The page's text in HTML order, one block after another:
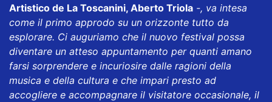
Artistico de La Toscanini, Aberto Triola -, va intesa
come il primo approdo su un orizzonte tutto da
esplorare. Ci auguriamo che il nuovo festival possa
diventare un atteso appuntamento per quanti amano
farsi sorprendere e incuriosire dalle ragioni della
musica e della cultura e che impari presto ad
accogliere e accompagnare il visitatore occasionale, il